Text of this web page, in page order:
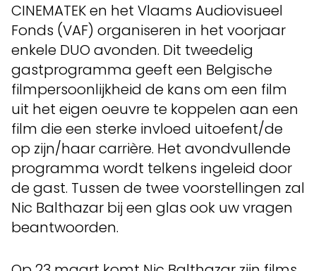
CINEMATEK en het Vlaams Audiovisueel
Fonds (VAF) organiseren in het voorjaar
enkele DUO avonden. Dit tweedelig
gastprogramma geeft een Belgische
filmpersoonlijkheid de kans om een film
uit het eigen oeuvre te koppelen aan een
film die een sterke invloed uitoefent/de
op zijn/haar carrière. Het avondvullende
programma wordt telkens ingeleid door
de gast. Tussen de twee voorstellingen zal
Nic Balthazar bij een glas ook uw vragen
beantwoorden.